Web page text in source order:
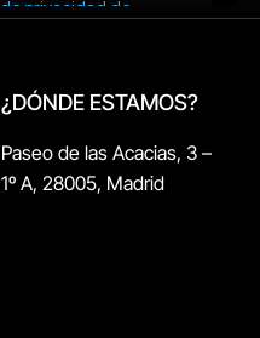
¿DÓNDE ESTAMOS?
Paseo de las Acacias, 3 –
1º A, 28005, Madrid